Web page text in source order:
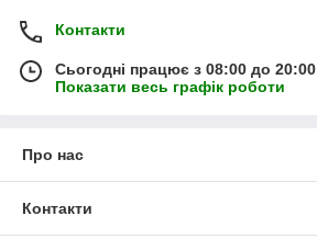
Контакти
Сьогодні працює з 08:00 до 20:00
Показати весь графік роботи
Про нас
Контакти